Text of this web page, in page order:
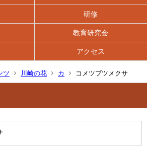
研修
教育研究会
アクセス
ツ 川崎の花 カ コメツブツメクサ